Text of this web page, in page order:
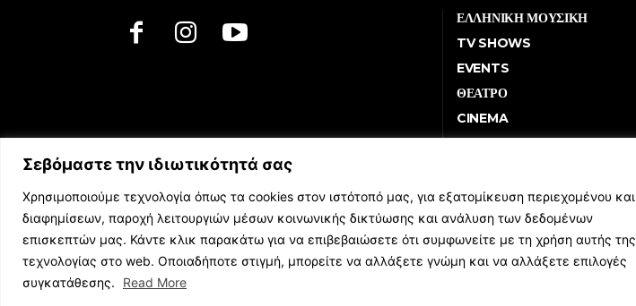
Σεβόμαστε την ιδιωτικότητά σας
Χρησιμοποιούμε τεχνολογία όπως τα cookies στον ιστότοπό μας, για εξατομίκευση περιεχομένου και
διαφημίσεων, παροχή λειτουργιών μέσων κοινωνικής δικτύωσης και ανάλυση των δεδομένων
επισκεπτών μας. Κάντε κλικ παρακάτω για να επιβεβαιώσετε ότι συμφωνείτε με τη χρήση αυτής της
τεχνολογίας στο web. Οποιαδήποτε στιγμή, μπορείτε να αλλάξετε γνώμη και να αλλάξετε επιλογές
συγκατάθεσης.
Read More
ΕΛΛΗΝΙΚΗ ΜΟΥΣΙΚΗ
TV SHOWS
EVENTS
ΘΕΑΤΡΟ
CINEMA
ΔΙΑΓΩΝΙΣΜΟΙ
BRANDS
ΣΥΝΕΝΤΕΥΞΕΙΣ
© 2023 music.net.cy, All Rights Reserved